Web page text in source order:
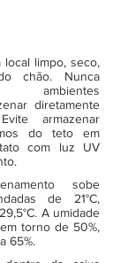
limpo, seco,
chão. Nunca
ambientes
diretamente
armazenar
do teto em
com luz UV
sobe
de 21°C,
A umidade
torno de 50%,
65%.